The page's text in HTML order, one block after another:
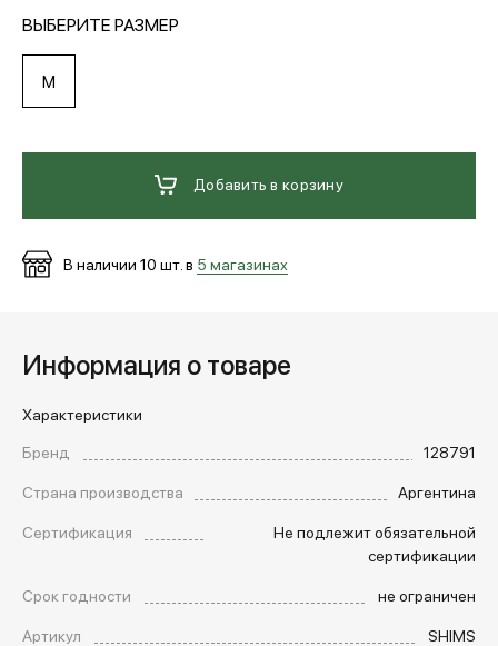
+7 (495) 139-66-00
ВЫБЕРИТЕ РАЗМЕР
M
Добавить в корзину
В наличии 10 шт. в 5 магазинах
Информация о товаре
Характеристики
Бренд
128791
Страна производства
Аргентина
Сертификация
Не подлежит обязательной
сертификации
Срок годности
не ограничен
Артикул
SHIMS